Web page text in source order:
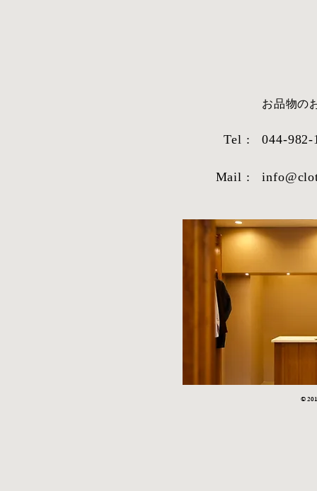
お品物の
Tel : 044-982-
Mail :
©